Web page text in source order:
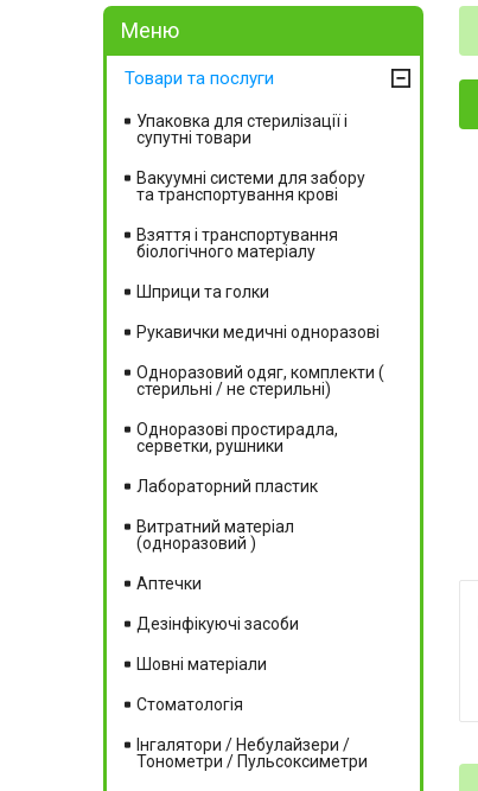
Товари та послуги
Упаковка для стерилізації і
супутні товари
Вакуумні системи для забору
та транспортування крові
Взяття і транспортування
біологічного матеріалу
Шприци та голки
Рукавички медичні одноразові
Одноразовий одяг, комплекти (
стерильні / не стерильні)
Одноразові простирадла,
серветки, рушники
Лабораторний пластик
Витратний матеріал
(одноразовий )
Аптечки
Дезінфікуючі засоби
Шовні матеріали
Стоматологія
Інгалятори / Небулайзери /
Тонометри / Пульсоксиметри